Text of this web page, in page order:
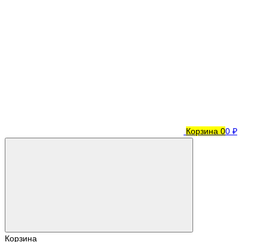
Корзина 00 ₽
Корзина